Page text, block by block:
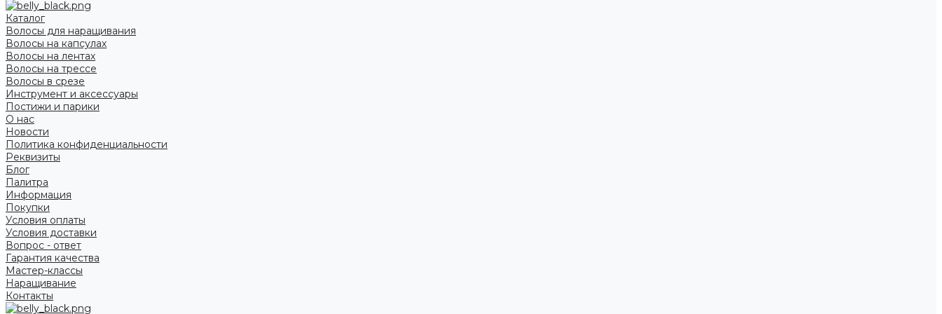
Каталог
Волосы для наращивания
Волосы на капсулах
Волосы на лентах
Волосы на трессе
Волосы в срезе
Инструмент и аксессуары
Постижи и парики
О нас
Новости
Политика конфиденциальности
Реквизиты
Блог
Палитра
Информация
Покупки
Условия оплаты
Условия доставки
Вопрос - ответ
Гарантия качества
Мастер-классы
Наращивание
Контакты